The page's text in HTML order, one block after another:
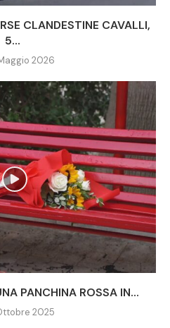
CLANDESTINE CAVALLI,
5...
2026
PANCHINA ROSSA IN...
2025